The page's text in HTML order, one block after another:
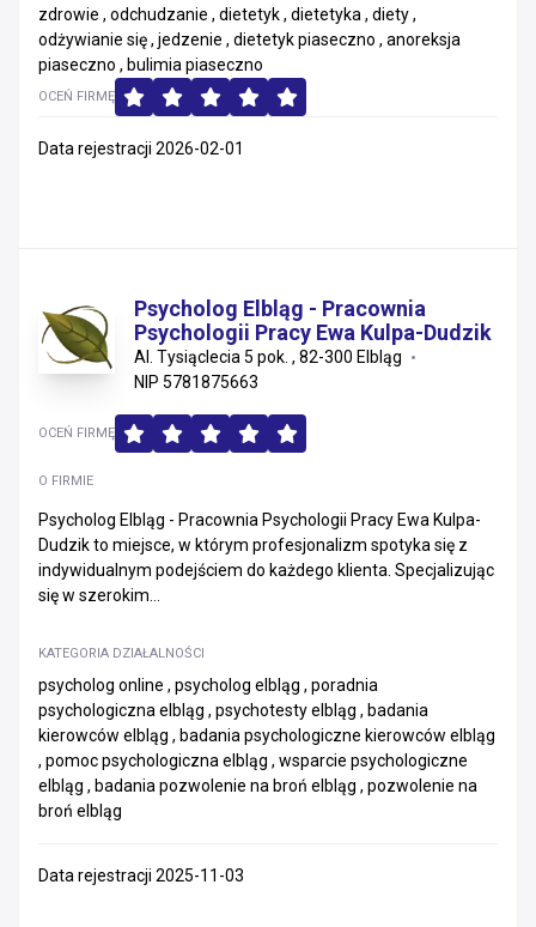
zdrowie , odchudzanie , dietetyk , dietetyka , diety ,
odżywianie się , jedzenie , dietetyk piaseczno , anoreksja
piaseczno , bulimia piaseczno
OCEŃ FIRMĘ
Data rejestracji 2026-02-01
Psycholog Elbląg - Pracownia
Psychologii Pracy Ewa Kulpa-Dudzik
Al. Tysiąclecia 5 pok. , 82-300 Elbląg
NIP 5781875663
O FIRMIE
Psycholog Elbląg - Pracownia Psychologii Pracy Ewa Kulpa-
Dudzik to miejsce, w którym profesjonalizm spotyka się z
indywidualnym podejściem do każdego klienta. Specjalizując
się w szerokim...
KATEGORIA DZIAŁALNOŚCI
psycholog online , psycholog elbląg , poradnia
psychologiczna elbląg , psychotesty elbląg , badania
kierowców elbląg , badania psychologiczne kierowców elbląg
, pomoc psychologiczna elbląg , wsparcie psychologiczne
elbląg , badania pozwolenie na broń elbląg , pozwolenie na
broń elbląg
OCEŃ FIRMĘ
Data rejestracji 2025-11-03